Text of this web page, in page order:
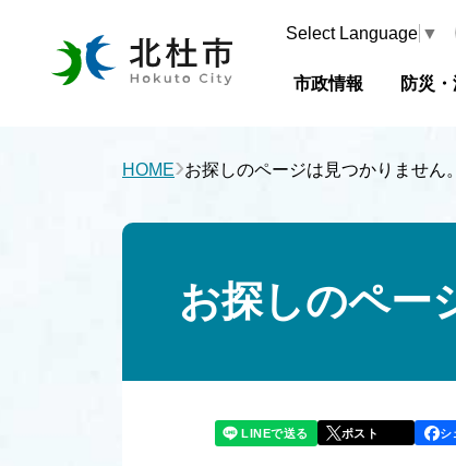
Select Language ▼
市政情報 防災
HOME›お探しのページは見つかりません
お探しのペー
LINEで送る ポスト シ